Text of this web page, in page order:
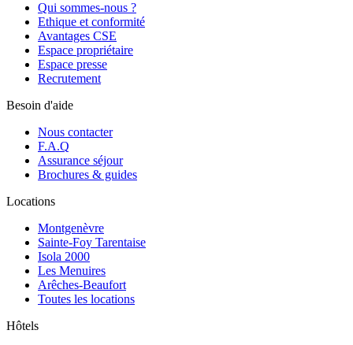
Qui sommes-nous ?
Ethique et conformité
Avantages CSE
Espace propriétaire
Espace presse
Recrutement
Besoin d'aide
Nous contacter
F.A.Q
Assurance séjour
Brochures & guides
Locations
Montgenèvre
Sainte-Foy Tarentaise
Isola 2000
Les Menuires
Arêches-Beaufort
Toutes les locations
Hôtels